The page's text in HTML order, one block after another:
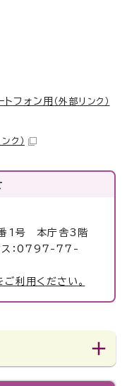
フォン用 （外部リンク）
ク）
1号 本庁舎3階
：0797-77-
利用ください。